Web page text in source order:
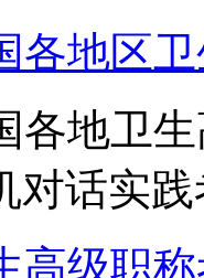
各地区
各地卫
对话实
高级职